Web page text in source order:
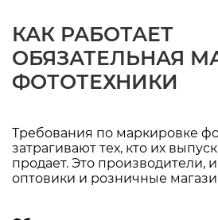
КАК РАБОТАЕТ
ОБЯЗАТЕЛЬНАЯ
ФОТОТЕХНИКИ
Требования по маркировке
затрагивают тех, кто их
продает. Это производители,
оптовики и розничные